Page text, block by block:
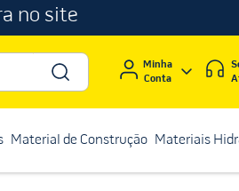
no site
Minha
Conta
Material de Construção Materiais